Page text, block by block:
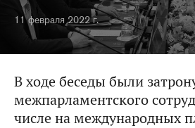
11 февраля 2022 г.
В ходе беседы были
межпарламентского
числе на международных